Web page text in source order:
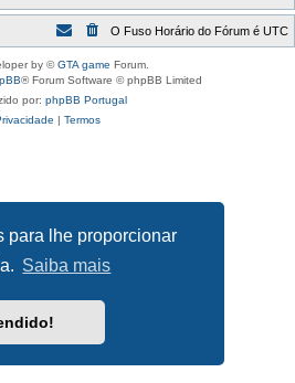
para lhe proporcionar
Saiba mais
O Fuso Horário do Fórum é UTC
by ©GTA game Forum.
® Forum Software © phpBB Limited
por: phpBB Portugal
| Termos